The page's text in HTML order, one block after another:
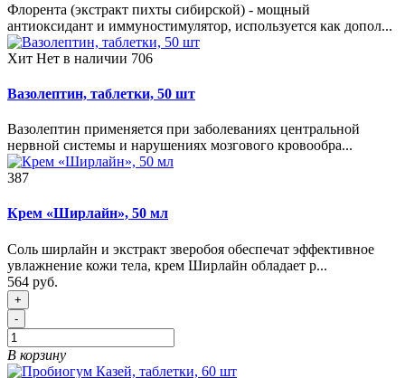
Флорента (экстракт пихты сибирской) - мощный
антиоксидант и иммуностимулятор, используется как допол...
Хит Нет в наличии 706
Вазолептин, таблетки, 50 шт
Вазолептин применяется при заболеваниях центральной
нервной системы и нарушениях мозгового кровообра...
387
Крем «Ширлайн», 50 мл
Соль ширлайн и экстракт зверобоя обеспечат эффективное
увлажнение кожи тела, крем Ширлайн обладает р...
564 руб.
+
-
В корзину